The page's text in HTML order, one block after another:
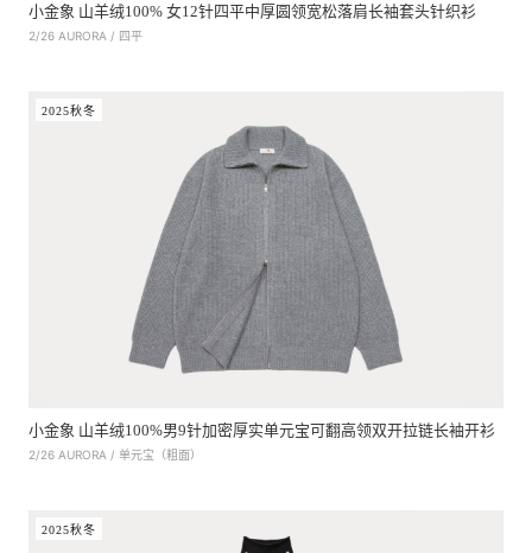
小金象 山羊绒100% 女12针四平中厚圆领宽松落肩长袖套头针织衫
2/26 AURORA / 四平
2025秋冬
小金象 山羊绒100%男9针加密厚实单元宝可翻高领双开拉链长袖开衫
2/26 AURORA / 单元宝（粗面）
2025秋冬